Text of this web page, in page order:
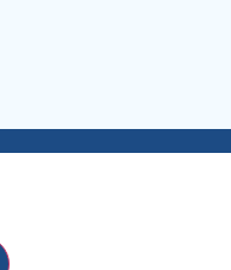
TOMAS